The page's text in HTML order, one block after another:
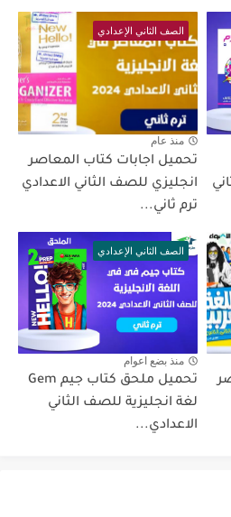
الصف الثاني الإعدادي
منذ عام
تحميل اجابات كتاب المعاصر
انجليزي للصف الثاني الاعدادي
ترم ثاني...
الصف الثاني الإعدادي
منذ بضع اعوام
تحميل ملحق كتاب جيم Gem
لغة انجليزية للصف الثاني
الاعدادي...